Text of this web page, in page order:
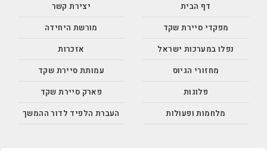
דף הבית
מפקדי סיירת שקד
נפלו במערכות ישראל
מחזורי הגיוס
פלוגות
מלחמות ופעולות
יצירת קשר
מורשת היחידה
אזכרות
עמותת סיירת שקד
פארק סיירת שקד
העברת הלפיד לדור ההמשך